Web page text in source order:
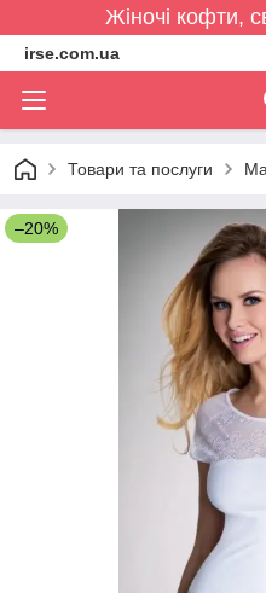
Жіночі кофти,
irse.com.ua
Товари та послуги
–20%